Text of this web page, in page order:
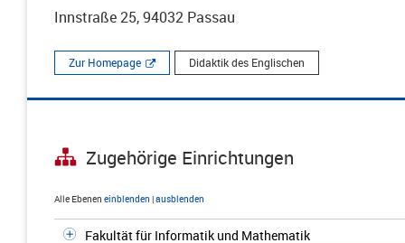
Innstraße 25, 94032 Passau
Zur Homepage Didaktik des Englischen
Zugehörige Einrichtungen
Alle Ebenen einblenden |ausblenden
Fakultät für Informatik und Mathematik